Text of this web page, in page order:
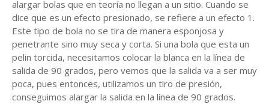
alargar bolas que en teoría no llegan a un sitio. Cuando se
dice que es un efecto presionado, se refiere a un efecto 1.
Este tipo de bola no se tira de manera esponjosa y
penetrante sino muy seca y corta. Si una bola que esta un
pelin torcida, necesitamos colocar la blanca en la línea de
salida de 90 grados, pero vemos que la salida va a ser muy
poca, pues entonces, utilizamos un tiro de presión,
conseguimos alargar la salida en la línea de 90 grados.